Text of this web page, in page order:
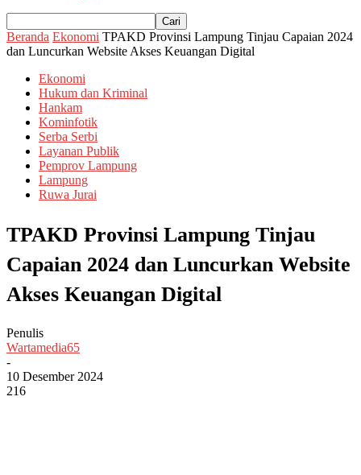
Beranda Ekonomi TPAKD Provinsi Lampung Tinjau Capaian 2024
dan Luncurkan Website Akses Keuangan Digital
Ekonomi
Hukum dan Kriminal
Hankam
Kominfotik
Serba Serbi
Layanan Publik
Pemprov Lampung
Lampung
Ruwa Jurai
TPAKD Provinsi Lampung Tinjau
Capaian 2024 dan Luncurkan Website
Akses Keuangan Digital
Penulis
Wartamedia65
-
10 Desember 2024
216